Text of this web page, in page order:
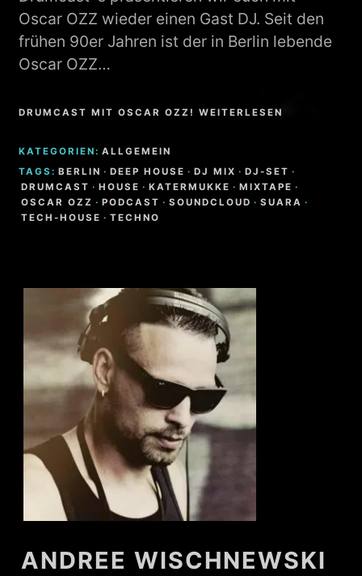
Oscar OZZ wieder einen Gast DJ. Seit den
frühen 90er Jahren ist der in Berlin lebende
Oscar OZZ…
DRUMCAST MIT OSCAR OZZ! WEITERLESEN
KATEGORIEN: ALLGEMEIN
TAGS: BERLIN · DEEP HOUSE · DJ MIX · DJ-SET ·
DRUMCAST · HOUSE · KATERMUKKE · MIXTAPE ·
OSCAR OZZ · PODCAST · SOUNDCLOUD · SUARA ·
TECH-HOUSE · TECHNO
ANDREE WISCHNEWSKI